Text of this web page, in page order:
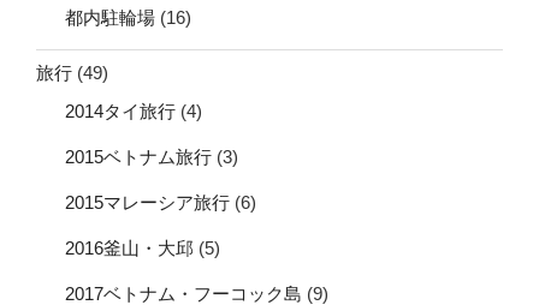
都内駐輪場 (16)
旅行 (49)
2014タイ旅行 (4)
2015ベトナム旅行 (3)
2015マレーシア旅行 (6)
2016釜山・大邱 (5)
2017ベトナム・フーコック島 (9)